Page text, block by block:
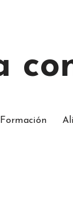
Formación